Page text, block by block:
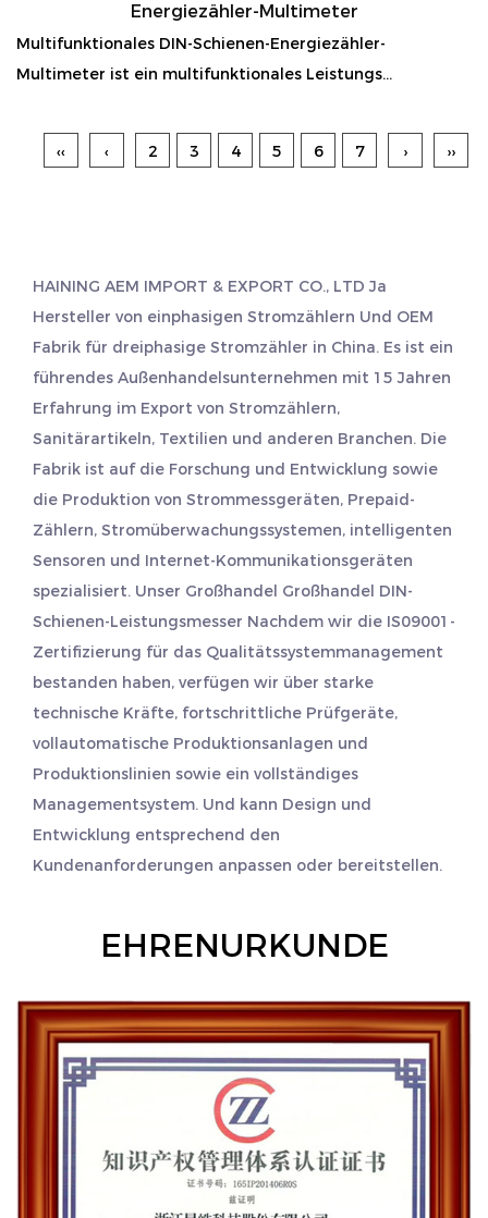
Energiezähler-Multimeter
Multifunktionales DIN-Schienen-Energiezähler-
Multimeter ist ein multifunktionales Leistungs...
‹‹ ‹ 2 3 4 5 6 7 › ››
HAINING AEM IMPORT & EXPORT CO., LTD Ja
Hersteller von einphasigen Stromzählern Und OEM
Fabrik für dreiphasige Stromzähler in China. Es ist ein
führendes Außenhandelsunternehmen mit 15 Jahren
Erfahrung im Export von Stromzählern,
Sanitärartikeln, Textilien und anderen Branchen. Die
Fabrik ist auf die Forschung und Entwicklung sowie
die Produktion von Strommessgeräten, Prepaid-
Zählern, Stromüberwachungssystemen, intelligenten
Sensoren und Internet-Kommunikationsgeräten
spezialisiert. Unser Großhandel Großhandel DIN-
Schienen-Leistungsmesser Nachdem wir die IS09001-
Zertifizierung für das Qualitätssystemmanagement
bestanden haben, verfügen wir über starke
technische Kräfte, fortschrittliche Prüfgeräte,
vollautomatische Produktionsanlagen und
Produktionslinien sowie ein vollständiges
Managementsystem. Und kann Design und
Entwicklung entsprechend den
Kundenanforderungen anpassen oder bereitstellen.
EHRENURKUNDE